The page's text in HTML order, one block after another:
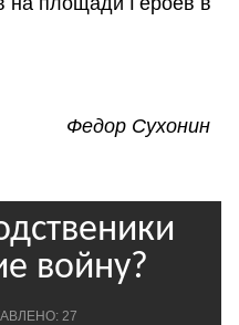
Федор Сухонин